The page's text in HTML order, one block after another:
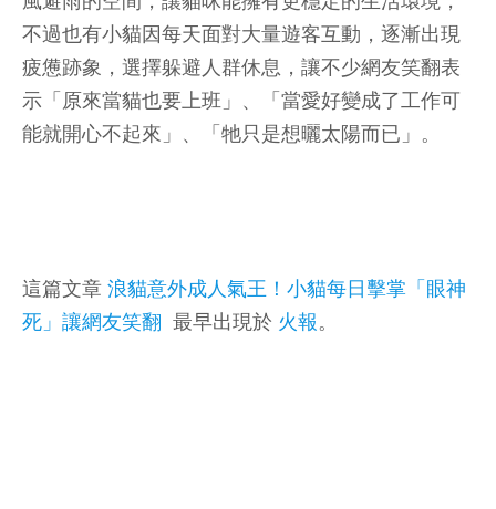
不過也有小貓因每天面對大量遊客互動，逐漸出現
疲憊跡象，選擇躲避人群休息，讓不少網友笑翻表
示「原來當貓也要上班」、「當愛好變成了工作可
能就開心不起來」、「牠只是想曬太陽而已」。
這篇文章 浪貓意外成人氣王！小貓每日擊掌「眼神
死」讓網友笑翻 最早出現於 火報 。